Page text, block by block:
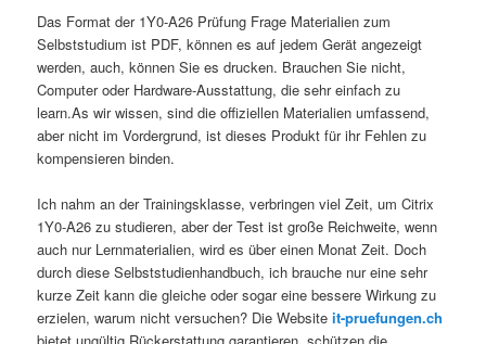
Das Format der 1Y0-A26 Prüfung Frage Materialien zum
Selbststudium ist PDF, können es auf jedem Gerät angezeigt
werden, auch, können Sie es drucken. Brauchen Sie nicht,
Computer oder Hardware-Ausstattung, die sehr einfach zu
learn.As wir wissen, sind die offiziellen Materialien umfassend,
aber nicht im Vordergrund, ist dieses Produkt für ihr Fehlen zu
kompensieren binden.
Ich nahm an der Trainingsklasse, verbringen viel Zeit, um Citrix
1Y0-A26 zu studieren, aber der Test ist große Reichweite, wenn
auch nur Lernmaterialien, wird es über einen Monat Zeit. Doch
durch diese Selbststudienhandbuch, ich brauche nur eine sehr
kurze Zeit kann die gleiche oder sogar eine bessere Wirkung zu
erzielen, warum nicht versuchen? Die Websiteit-pruefungen.ch